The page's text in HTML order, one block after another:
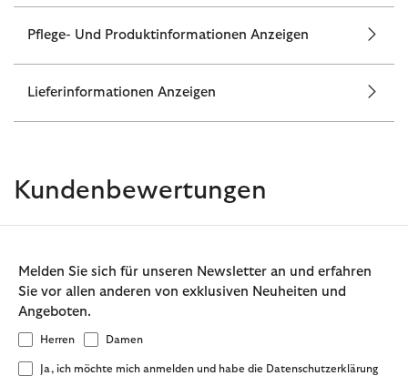
Pflege- Und Produktinformationen Anzeigen
Lieferinformationen Anzeigen
Kundenbewertungen
Melden Sie sich für unseren Newsletter an und erfahren
Sie vor allen anderen von exklusiven Neuheiten und
Angeboten.
Herren Damen
Ja, ich möchte mich anmelden und habe die Datenschutzerklärung